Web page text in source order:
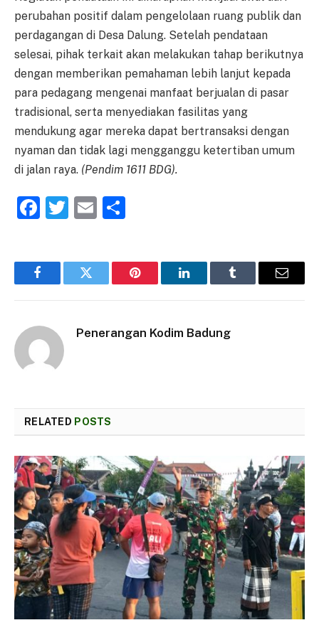
perubahan positif dalam pengelolaan ruang publik dan
perdagangan di Desa Dalung. Setelah pendataan
selesai, pihak terkait akan melakukan tahap berikutnya
dengan memberikan pemahaman lebih lanjut kepada
para pedagang mengenai manfaat berjualan di pasar
tradisional, serta menyediakan fasilitas yang
mendukung agar mereka dapat bertransaksi dengan
nyaman dan tidak lagi mengganggu ketertiban umum
di jalan raya. (Pendim 1611 BDG).
Facebook
Twitter
Email
FacebookTwitter Pinterest LinkedInTumblr Email
Penerangan Kodim Badung
RELATED POSTS